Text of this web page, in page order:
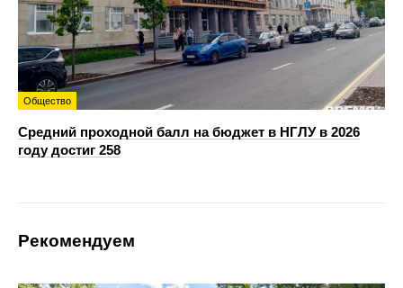
Общество
Средний проходной балл на бюджет в НГЛУ в 2026
году достиг 258
Рекомендуем